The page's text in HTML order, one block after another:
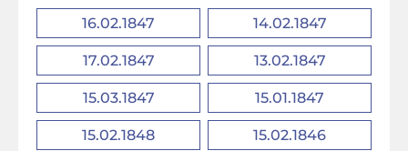
16.02.1847 14.02.1847
17.02.1847 13.02.1847
15.03.1847 15.01.1847
15.02.1848 15.02.1846